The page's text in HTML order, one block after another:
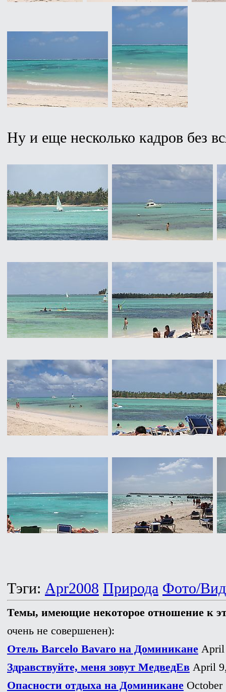
Ну и еще несколько кадров без
Тэги: Apr2008 Природа Фото/
Темы, имеющие некоторое отношение к
очень не совершенен):
Отель Barcelo Bavaro на Доминикане April
Здравствуйте, меня зовут МедведЕв April
Опасности отдыха на Доминикане October